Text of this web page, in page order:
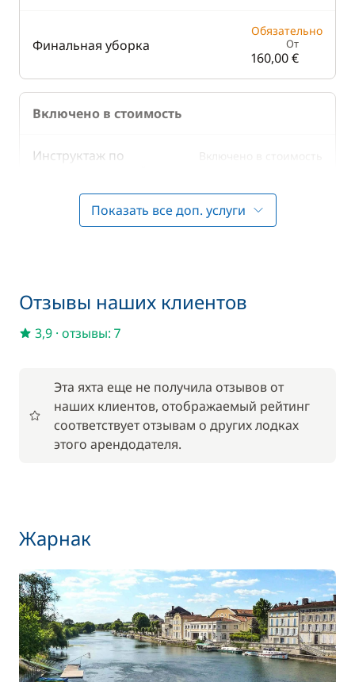
Финальная уборка
Обязательно
От
160,00 €
Включено в стоимость
Инструктаж по
Включено в стоимость
Плата за шлюзы Включено в стоимость
—
Постельное белье
По желанию
Wi-Fi 59,50 €
Аренда велосипедов - дети
Барбекю 56,00 €
/ неделя
Детское сиденье 17,50 €
/ неделя
Показать все доп. услуги
Отзывы наших клиентов
3,9 · отзывы: 7
Эта яхта еще не получила отзывов от
наших клиентов, отображаемый рейтинг
соответствует отзывам о других лодках
этого арендодателя.
Жарнак